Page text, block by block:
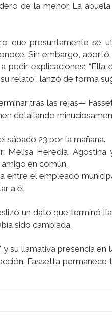
de la menor. La
que presuntamente se
Sin embargo,
explicaciones: “Ella
relato”, lanzó de forma
tras las rejas—
detallando
sábado 23 por la mañana.
Melisa Heredia, Agostina
en común.
entre el empleado
a él.
un dato que terminó
sido cambiada.
su llamativa presencia en
Fassetta permanece